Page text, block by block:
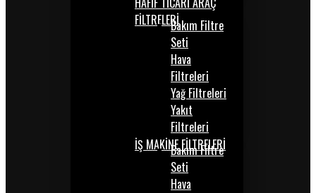
FİLTRELERİBakım Filtre
Seti
Hava
Filtreleri
Yağ Filtreleri
Yakıt
Filtreleri
İŞ MAKİNE FİLTRELERİ
Bakım Filtre
Seti
Hava